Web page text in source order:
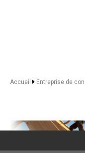
Accueil Entreprise de